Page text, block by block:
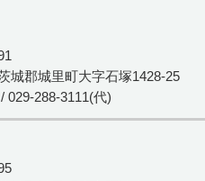
城郡城里町大字石塚1428-25
029-288-3111(代)